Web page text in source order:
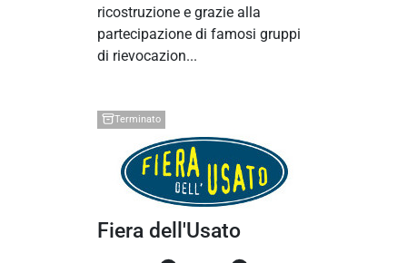
ricostruzione e grazie alla
partecipazione di famosi gruppi
di rievocazion...
Terminato
Fiera dell'Usato